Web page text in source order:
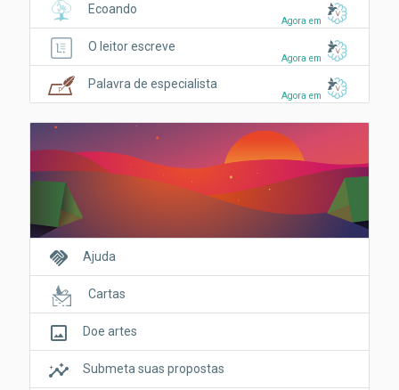
Agora em
Ecoando
Agora em
O leitor escreve
Agora em
Palavra de especialista
handshake Ajuda
Cartas
crop_original Doe artes
insights Submeta suas propostas